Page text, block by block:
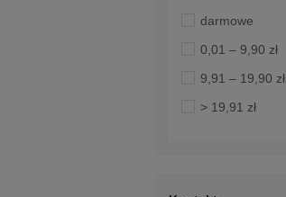
darmowe
0,01 – 9,90 zł
9,91 – 19,90 zł
> 19,91 zł